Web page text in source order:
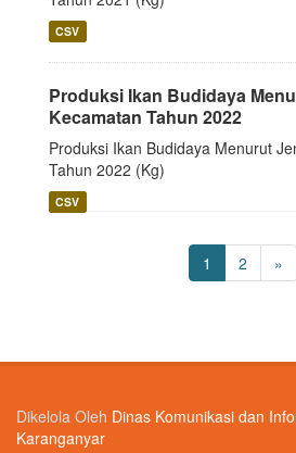
CSV
Produksi Ikan Budidaya
Kecamatan Tahun 2022
Produksi Ikan Budidaya Menurut
Tahun 2022 (Kg)
CSV
1 2 »
Dikelola Oleh Dinas Komunikasi dan
Karanganyar